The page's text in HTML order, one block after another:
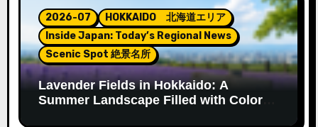
ン2026-07
HOKKAIDO 北海道エリア
Inside Japan: Today’s Regional News
Scenic Spot 絶景名所
Lavender Fields in Hokkaido: A
Summer Landscape Filled with Color